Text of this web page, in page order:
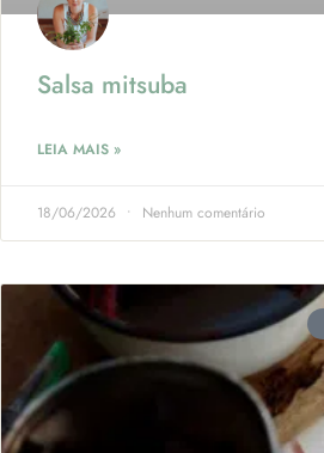
Salsa mitsuba
LEIA MAIS »
18/06/2026 Nenhum comentário